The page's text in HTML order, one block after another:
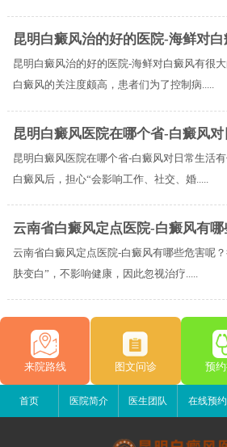
昆明白癜风治的好的医院-海鲜对
昆明白癜风治的好的医院-海鲜对白癜风有很
白癜风的关注度颇高，患者们为了控制病.....
昆明白癜风医院在哪个省-白癜风
昆明白癜风医院在哪个省-白癜风对日常生活
白癜风后，担心“会影响工作、社交、婚.....
云南省白癜风定点医院-白癜风有
云南省白癜风定点医院-白癜风有哪些危害呢
肤变白”，不影响健康，因此忽视治疗.....
来院路线 图文问诊 预
首页 医院简介 医生团队 在线预约